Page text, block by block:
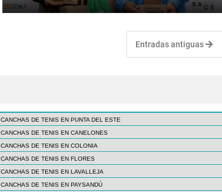
Entradas antiguas
CANCHAS DE TENIS EN PUNTA DEL ESTE
CANCHAS DE TENIS EN CANELONES
CANCHAS DE TENIS EN COLONIA
CANCHAS DE TENIS EN FLORES
CANCHAS DE TENIS EN LAVALLEJA
CANCHAS DE TENIS EN PAYSANDÚ